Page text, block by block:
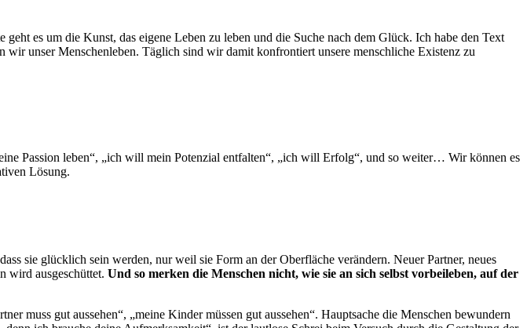
geht es um die Kunst, das eigene Leben zu leben und die Suche nach dem Glück. Ich habe den Text
unser Menschenleben. Täglich sind wir damit konfrontiert unsere menschliche Existenz zu
Passion leben“, „ich will mein Potenzial entfalten“, „ich will Erfolg“, und so weiter… Wir können es
Lösung.
sie glücklich sein werden, nur weil sie Form an der Oberfläche verändern. Neuer Partner, neues
wird ausgeschüttet. Und so merken die Menschen nicht, wie sie an sich selbst vorbeileben, auf der
muss gut aussehen“, „meine Kinder müssen gut aussehen“. Hauptsache die Menschen bewundern